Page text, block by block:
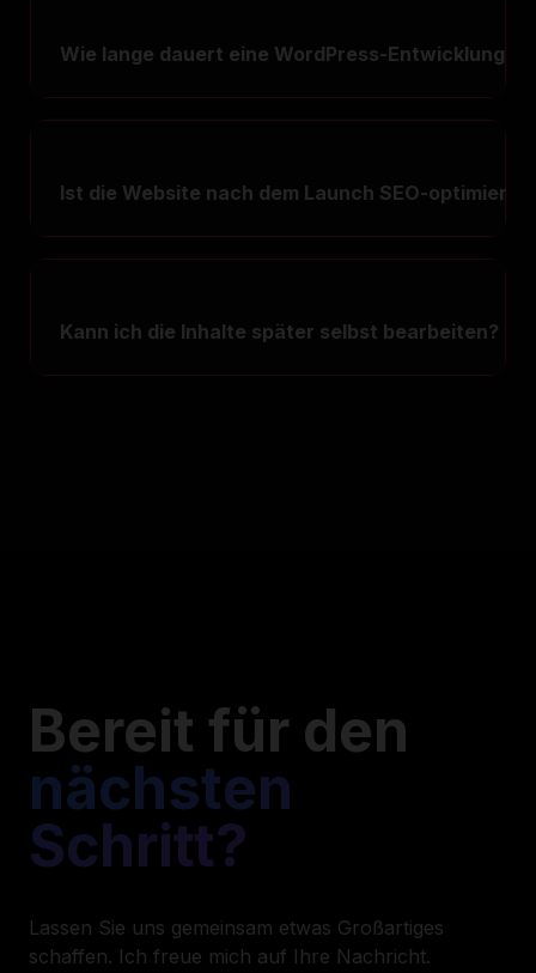
Wie lange dauert eine WordPress-Entwicklung?
Ist die Website nach dem Launch SEO-optimiert?
Kann ich die Inhalte später selbst bearbeiten?
Bereit für den
nächsten
Schritt?
Lassen Sie uns gemeinsam etwas Großartiges
schaffen. Ich freue mich auf Ihre Nachricht.